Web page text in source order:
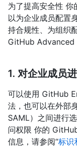
为了提高安全性
以为企业成员配置
持合规性、为组织
GitHub Advanced
1. 对企业成员
可以使用 GitHub
法，也可以在外部
SAML）之间进行
问权限 你的
信息，请参阅“标识